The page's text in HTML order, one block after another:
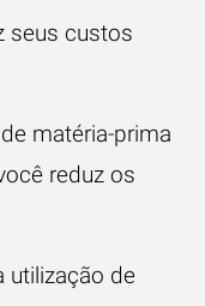
seus custos
matéria-prima
reduz os
utilização de